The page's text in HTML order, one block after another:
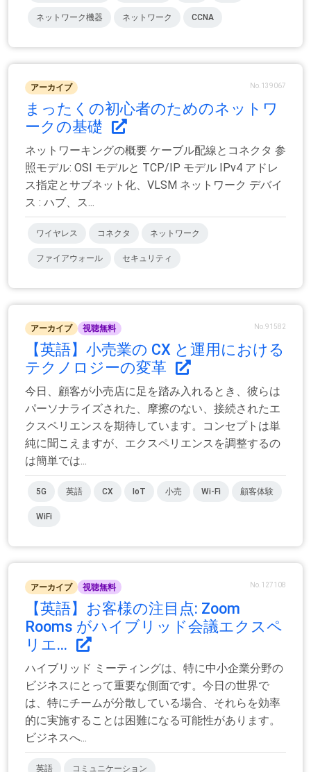
ネットワーク機器 ネットワーク CCNA
アーカイブ No.139067
まったくの初心者のためのネットワ
ークの基礎
ネットワーキングの概要 ケーブル配線とコネクタ 参
照モデル: OSI モデルと TCP/IP モデル IPv4 アドレ
ス指定とサブネット化、VLSM ネットワーク デバイ
ス : ハブ、ス...
ワイヤレス コネクタ ネットワーク
ファイアウォール セキュリティ
アーカイブ 視聴無料 No.91582
【英語】小売業の CX と運用における
テクノロジーの変革
今日、顧客が小売店に足を踏み入れるとき、彼らは
パーソナライズされた、摩擦のない、接続されたエ
クスペリエンスを期待しています。コンセプトは単
純に聞こえますが、エクスペリエンスを調整するの
は簡単では...
5G 英語 CX IoT 小売 Wi-Fi 顧客体験
WiFi
アーカイブ 視聴無料 No.127108
【英語】お客様の注目点: Zoom
Rooms がハイブリッド会議エクスペ
リエ...
ハイブリッド ミーティングは、特に中小企業分野の
ビジネスにとって重要な側面です。今日の世界で
は、特にチームが分散している場合、それらを効率
的に実施することは困難になる可能性があります。
ビジネスへ...
英語 コミュニケーション